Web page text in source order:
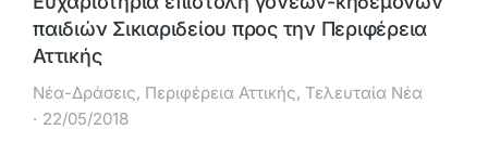
παιδιών Σικιαριδείου προς την Περιφέρεια
Αττικής
Νέα-Δράσεις, Περιφέρεια Αττικής, Τελευταία Νέα
22/05/2018